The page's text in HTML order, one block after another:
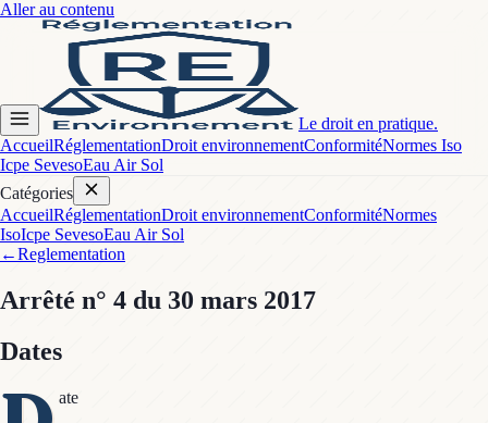
Aller au contenu
Le droit en pratique.
AccueilRéglementationDroit environnementConformitéNormes Iso
Icpe SevesoEau Air Sol
Catégories
AccueilRéglementationDroit environnementConformitéNormes
IsoIcpe SevesoEau Air Sol
←Reglementation
Arrêté n° 4 du 30 mars 2017
Dates
ate